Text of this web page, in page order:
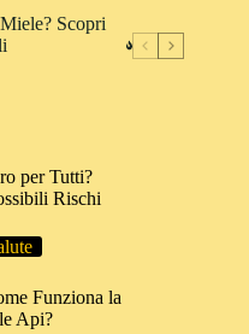
Scopri
per Tutti?
Rischi
Funziona la
Api?